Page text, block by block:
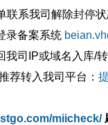
系我司解除封停
录备案系统
我司IP或域名入库/转
荐转入我司平台：
miicheck/